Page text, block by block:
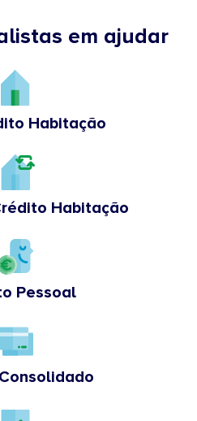
em ajudar
Habitação
Habitação
Pessoal